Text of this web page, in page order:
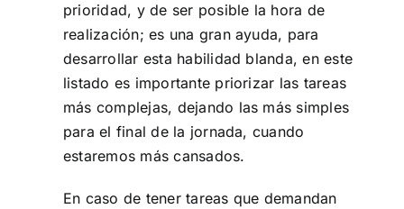
prioridad, y de ser posible la hora de
realización; es una gran ayuda, para
desarrollar esta habilidad blanda, en este
listado es importante priorizar las tareas
más complejas, dejando las más simples
para el final de la jornada, cuando
estaremos más cansados.
En caso de tener tareas que demandan